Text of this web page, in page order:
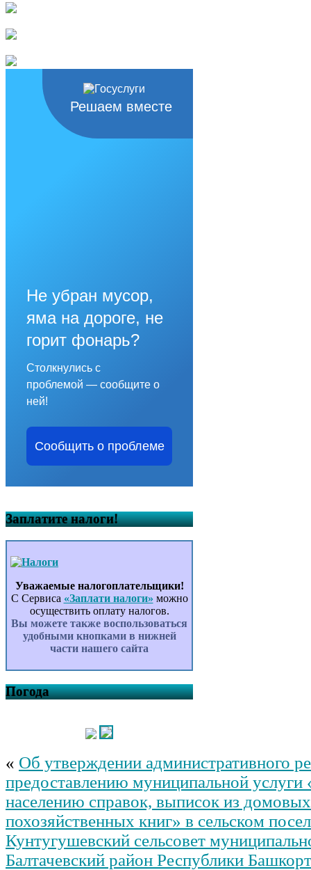
Решаем вместе
Не убран мусор,
яма на дороге, не
горит фонарь?
Столкнулись с
проблемой — сообщите о
ней!
Сообщить о проблеме
Заплатите налоги!
Уважаемые налогоплательщики!
С Сервиса «Заплати налоги» можно
осуществить оплату налогов.
Вы можете также воспользоваться
удобными кнопками в нижней
части нашего сайта
Погода
« Об утверждении административного
предоставлению муниципальной услуги
населению справок, выписок из
похозяйственных книг» в сельском
Кунтугушевский сельсовет
Балтачевский район Республики